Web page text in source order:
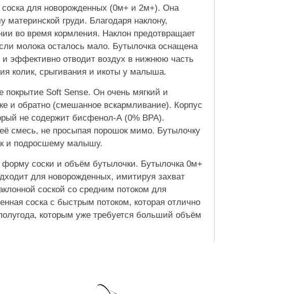
соска для новорожденных (0м+ и 2м+). Она
груди. Благодаря наклону,
во время кормления. Наклон предотвращает
молока осталось мало. Бутылочка оснащена
эффективно отводит воздух в нижнюю часть
колик, срыгивания и икоты у малыша.
покрытие Soft Sense. Он очень мягкий и
и обратно (смешанное вскармливание). Корпус
не содержит бисфенол-А (0% BPA).
смесь, не просыпая порошок мимо. Бутылочку
и подросшему малышу.
соски и объём бутылочки. Бутылочка 0м+
для новорожденных, имитируя захват
соской со средним потоком для
соска с быстрым потоком, которая отлично
которым уже требуется больший объём